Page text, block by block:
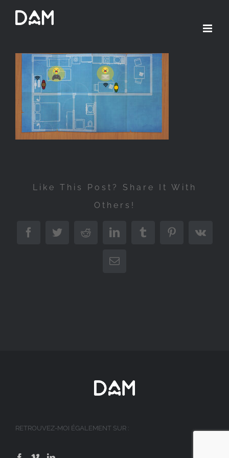
Passer
contenu
Like This Post? Share It With
Others!
FacebookTwitterRedditLinkedInTumblrPinterest
Vk
Email
RETROUVEZ-MOI ÉGALEMENT SUR :